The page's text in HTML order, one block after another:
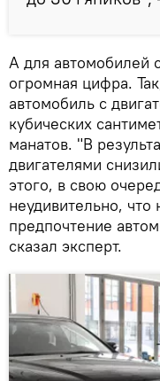
А для автомобилей
огромная цифра.
автомобиль с
кубических
манатов. "В
двигателями
этого, в свою
неудивительно,
предпочтение
сказал эксперт.